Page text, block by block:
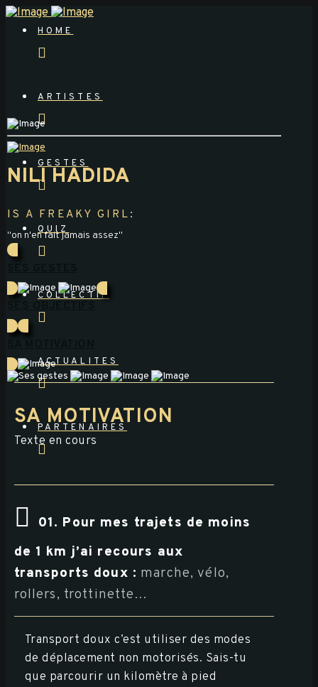
HOME
ARTISTES
GESTES
QUIZ
COLLECTIF
ACTUALITES
PARTENAIRES
NILI HADIDA
IS A FREAKY GIRL:
"on n'en fait jamais assez"
SA MOTIVATION
Texte en cours
01. Pour mes trajets de moins
de 1 km j’ai recours aux
transports doux : marche, vélo,
rollers, trottinette…
Transport doux c’est utiliser des modes
de déplacement non motorisés. Sais-tu
que parcourir un kilomètre à pied